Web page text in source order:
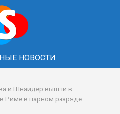
НОВОСТИ
и Шнайдер вышли в
Риме в парном разряде